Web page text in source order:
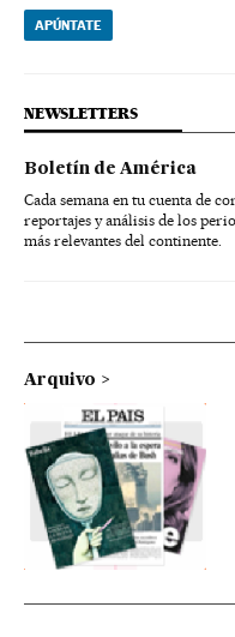
APÚNTATE
NEWSLETTERS
Boletín de América
Cada semana en tu cuenta de
reportajes y análisis de los
más relevantes del continente.
Arquivo